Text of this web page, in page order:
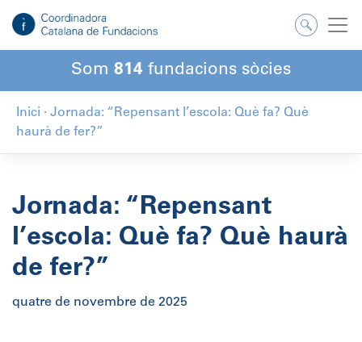
contingut
Som 814 fundacions sòcies
Inici · Jornada: “Repensant l’escola: Què fa? Què
haurà de fer?”
Jornada: “Repensant
l’escola: Què fa? Què haurà
de fer?”
quatre de novembre de 2025